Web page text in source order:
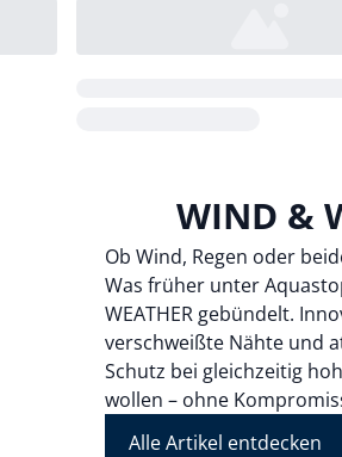
WIND &
Ob Wind, Regen oder
Was früher unter
WEATHER gebündelt.
verschweißte Nähte und
Schutz bei gleichzeitig
wollen – ohne
Alle Artikel entdecken